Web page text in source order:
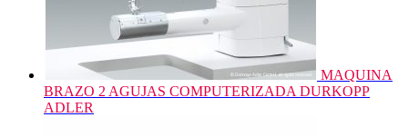
MAQUINA
BRAZO 2 AGUJAS COMPUTERIZADA DURKOPP
ADLER